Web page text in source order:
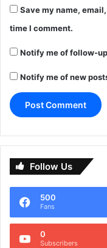
Save my name,
time I comment.
Notify me of follow-
Notify me of new
Follow Us
500
Fans
0
Subscribers